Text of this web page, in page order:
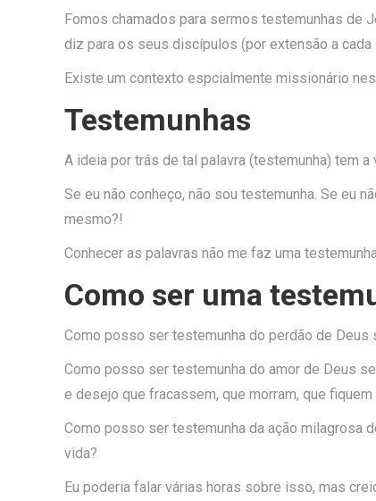
Fomos chamados para sermos testemunhas de
diz para os seus discípulos (por extensão a
Existe um contexto espcialmente missionário
Testemunhas
A ideia por trás de tal palavra (testemunha) tem
Se eu não conheço, não sou testemunha. Se eu
mesmo?!
Conhecer as palavras não me faz uma
Como ser uma
Como posso ser testemunha do perdão de Deus
Como posso ser testemunha do amor de Deus
e desejo que fracassem, que morram, que
Como posso ser testemunha da ação milagrosa
vida?
Eu poderia falar várias horas sobre isso, mas